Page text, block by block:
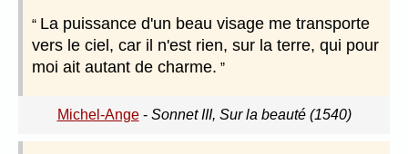
La puissance d'un beau visage me transporte
vers le ciel, car il n'est rien, sur la terre, qui pour
moi ait autant de charme.
Michel-Ange- Sonnet III, Sur la beauté (1540)